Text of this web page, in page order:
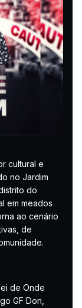
cultural e
no Jardim
do
em meados
ao cenário
de
de Onde
GF Don,